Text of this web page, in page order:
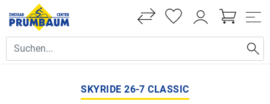
SKYRIDE 26-7 CLASSIC